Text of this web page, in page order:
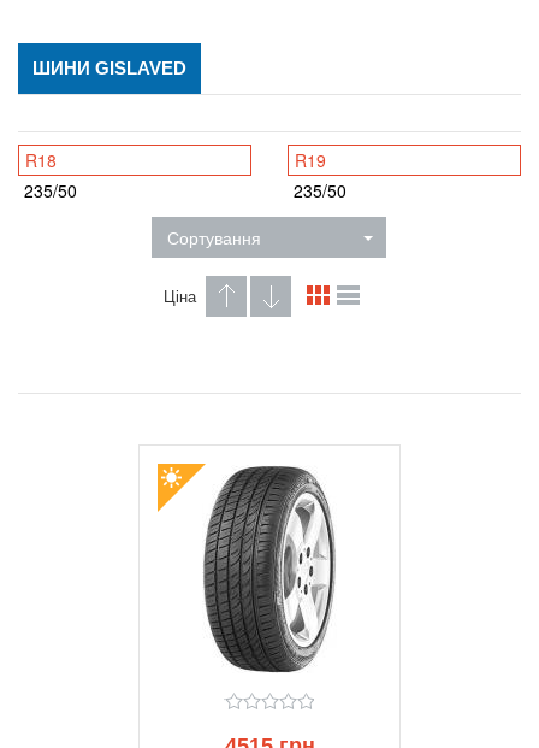
ШИНИ GISLAVED
R18
235/50
R19
235/50
Сортування
Ціна